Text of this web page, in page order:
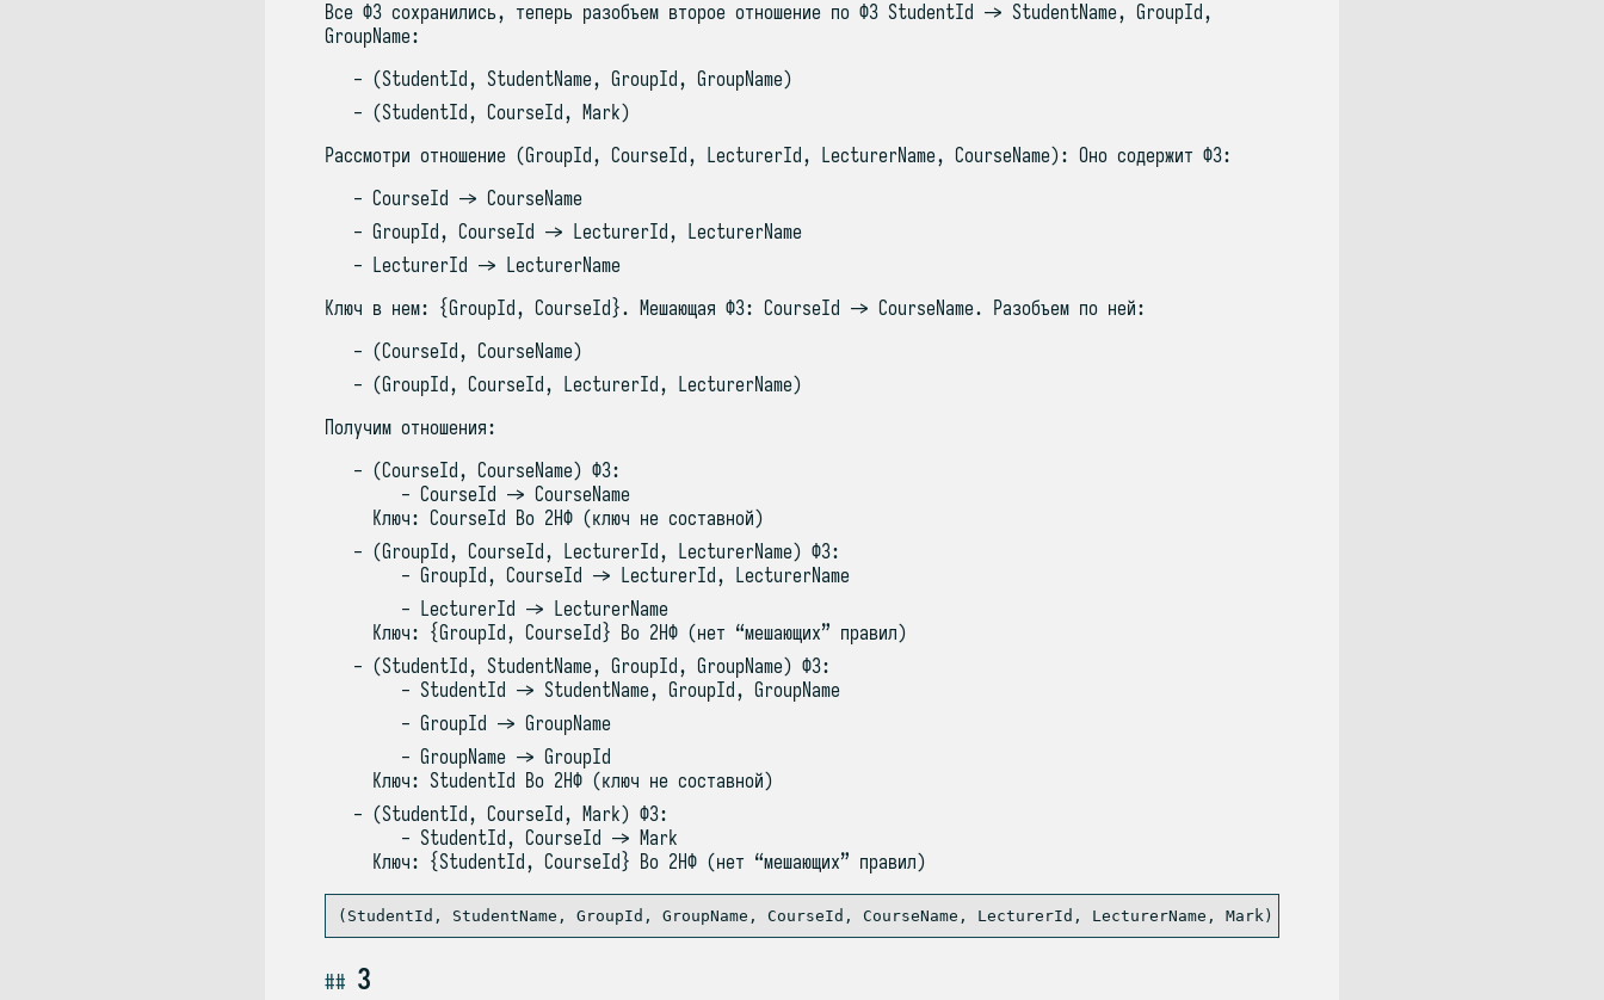
Все ФЗ сохранились, теперь разобъем второе отношение по ФЗ StudentId -> StudentName, GroupId,
GroupName:
(StudentId, StudentName, GroupId, GroupName)
(StudentId, CourseId, Mark)
Рассмотри отношение (GroupId, CourseId, LecturerId, LecturerName, CourseName): Оно содержит ФЗ:
CourseId -> CourseName
GroupId, CourseId -> LecturerId, LecturerName
LecturerId -> LecturerName
Ключ в нем: {GroupId, CourseId}. Мешающая ФЗ: CourseId -> CourseName. Разобъем по ней:
(CourseId, CourseName)
(GroupId, CourseId, LecturerId, LecturerName)
Получим отношения:
(CourseId, CourseName) ФЗ:
CourseId -> CourseName
Ключ: CourseId Во 2НФ (ключ не составной)
(GroupId, CourseId, LecturerId, LecturerName) ФЗ:
GroupId, CourseId -> LecturerId, LecturerName
LecturerId -> LecturerName
Ключ: {GroupId, CourseId} Во 2НФ (нет “мешающих” правил)
(StudentId, StudentName, GroupId, GroupName) ФЗ:
StudentId -> StudentName, GroupId, GroupName
GroupId -> GroupName
GroupName -> GroupId
Ключ: StudentId Во 2НФ (ключ не составной)
(StudentId, CourseId, Mark) ФЗ:
StudentId, CourseId -> Mark
Ключ: {StudentId, CourseId} Во 2НФ (нет “мешающих” правил)
3